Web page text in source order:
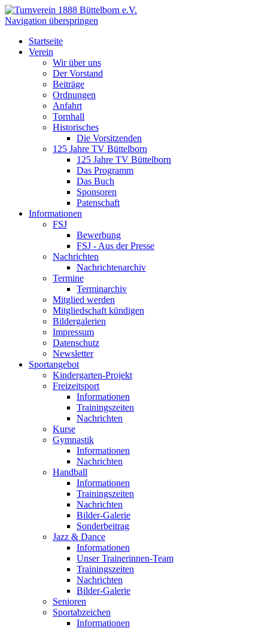
Navigation überspringen
Startseite
Verein
Wir über uns
Der Vorstand
Beiträge
Ordnungen
Anfahrt
Tornhall
Historisches
Die Vorsitzenden
125 Jahre TV Büttelborn
125 Jahre TV Büttelborn
Das Programm
Das Buch
Sponsoren
Patenschaft
Informationen
FSJ
Bewerbung
FSJ - Aus der Presse
Nachrichten
Nachrichtenarchiv
Termine
Terminarchiv
Mitglied werden
Mitgliedschaft kündigen
Bildergalerien
Impressum
Datenschutz
Newsletter
Sportangebot
Kindergarten-Projekt
Freizeitsport
Informationen
Trainingszeiten
Nachrichten
Kurse
Gymnastik
Informationen
Nachrichten
Handball
Informationen
Trainingszeiten
Nachrichten
Bilder-Galerie
Sonderbeitrag
Jazz & Dance
Informationen
Unser Trainerinnen-Team
Trainingszeiten
Nachrichten
Bilder-Galerie
Senioren
Sportabzeichen
Informationen